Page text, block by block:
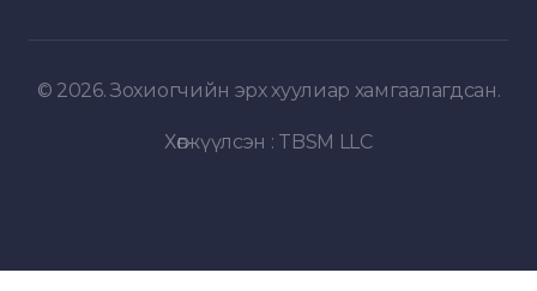
© 2026. Зохиогчийн эрх хуулиар хамгаалагдсан.
Хөгжүүлсэн : TBSM LLC